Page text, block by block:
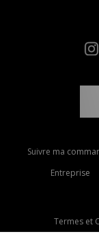
Suivre ma
Entreprise
Termes et